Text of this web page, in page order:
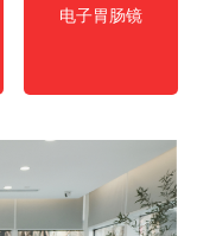
电子胃肠镜